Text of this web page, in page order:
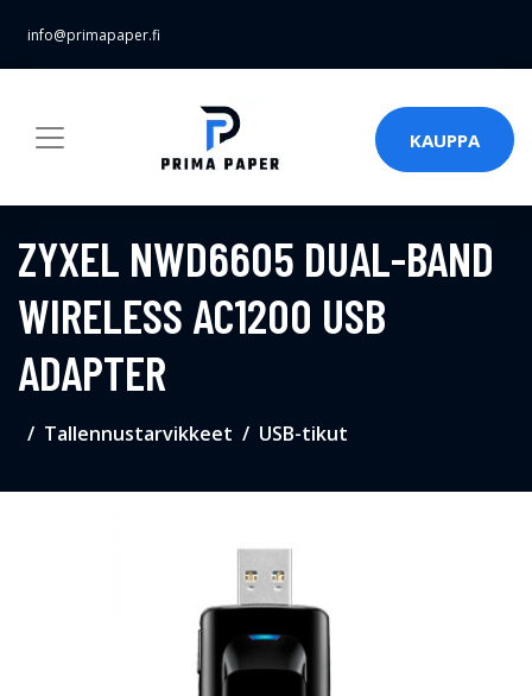
info@primapaper.fi
KAUPPA
ZYXEL NWD6605 DUAL-BAND
WIRELESS AC1200 USB
ADAPTER
Tallennustarvikkeet USB-tikut